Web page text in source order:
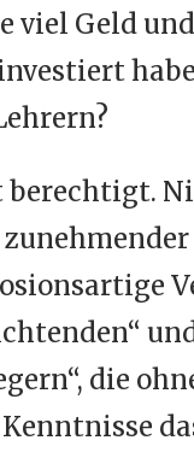
viel Geld
berechtigt.
die